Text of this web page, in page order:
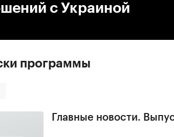
с Украиной
программы
Главные новости.